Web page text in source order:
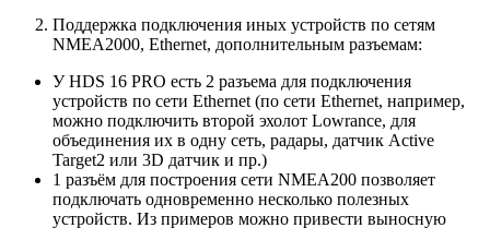
Поддержка подключения иных устройств по сетям
NMEA2000, Ethernet, дополнительным разъемам:
У HDS 16 PRO есть 2 разъема для подключения
устройств по сети Ethernet (по сети Ethernet, например,
можно подключить второй эхолот Lowrance, для
объединения их в одну сеть, радары, датчик Active
Target2 или 3D датчик и пр.)
1 разъём для построения сети NMEA200 позволяет
подключать одновременно несколько полезных
устройств. Из примеров можно привести выносную